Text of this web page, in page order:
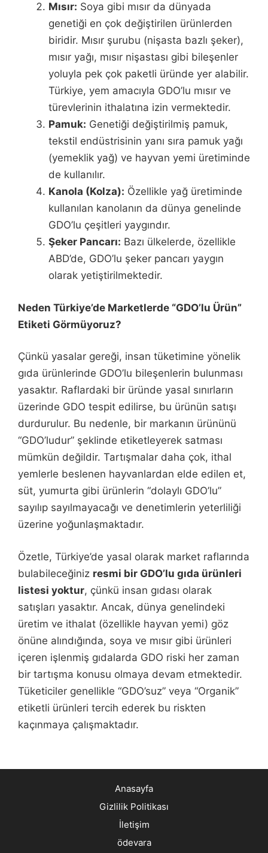
Mısır: Soya gibi mısır da dünyada
genetiği en çok değiştirilen ürünlerden
biridir. Mısır şurubu (nişasta bazlı şeker),
mısır yağı, mısır nişastası gibi bileşenler
yoluyla pek çok paketli üründe yer alabilir.
Türkiye, yem amacıyla GDO’lu mısır ve
türevlerinin ithalatına izin vermektedir.
Pamuk: Genetiği değiştirilmiş pamuk,
tekstil endüstrisinin yanı sıra pamuk yağı
(yemeklik yağ) ve hayvan yemi üretiminde
de kullanılır.
Kanola (Kolza): Özellikle yağ üretiminde
kullanılan kanolanın da dünya genelinde
GDO’lu çeşitleri yaygındır.
Şeker Pancarı: Bazı ülkelerde, özellikle
ABD’de, GDO’lu şeker pancarı yaygın
olarak yetiştirilmektedir.
Neden Türkiye’de Marketlerde “GDO’lu Ürün”
Etiketi Görmüyoruz?
Çünkü yasalar gereği, insan tüketimine yönelik
gıda ürünlerinde GDO’lu bileşenlerin bulunması
yasaktır. Raflardaki bir üründe yasal sınırların
üzerinde GDO tespit edilirse, bu ürünün satışı
durdurulur. Bu nedenle, bir markanın ürününü
“GDO’ludur” şeklinde etiketleyerek satması
mümkün değildir. Tartışmalar daha çok, ithal
yemlerle beslenen hayvanlardan elde edilen et,
süt, yumurta gibi ürünlerin “dolaylı GDO’lu”
sayılıp sayılmayacağı ve denetimlerin yeterliliği
üzerine yoğunlaşmaktadır.
Özetle, Türkiye’de yasal olarak market raflarında
bulabileceğiniz resmi bir GDO’lu gıda ürünleri
listesi yoktur, çünkü insan gıdası olarak
satışları yasaktır. Ancak, dünya genelindeki
üretim ve ithalat (özellikle hayvan yemi) göz
önüne alındığında, soya ve mısır gibi ürünleri
içeren işlenmiş gıdalarda GDO riski her zaman
bir tartışma konusu olmaya devam etmektedir.
Tüketiciler genellikle “GDO’suz” veya “Organik”
etiketli ürünleri tercih ederek bu riskten
kaçınmaya çalışmaktadır.
Anasayfa
Gizlilik Politikası
İletişim
ödevara